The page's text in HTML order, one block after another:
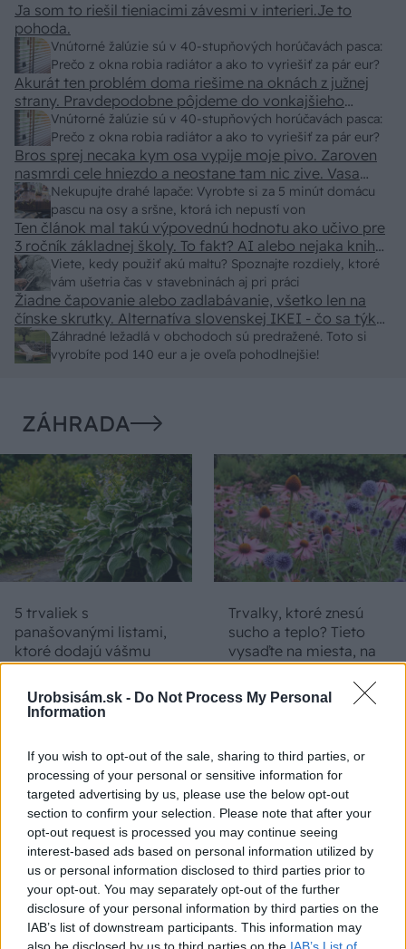
Urobsisám.sk - Do Not Process My Personal
Information
If you wish to opt-out of the sale, sharing to third parties, or
processing of your personal or sensitive information for
targeted advertising by us, please use the below opt-out
section to confirm your selection. Please note that after your
opt-out request is processed you may continue seeing
interest-based ads based on personal information utilized by
us or personal information disclosed to third parties prior to
your opt-out. You may separately opt-out of the further
disclosure of your personal information by third parties on the
IAB’s list of downstream participants. This information may
Vnútorné žalúzie sú v 40-stupňových horúčavách pasca:
Prečo z okna robia radiátor a ako to vyriešiť za pár eur?
Ja som to riešil tieniacimi závesmi v interieri.Je to
pohoda.
Vnútorné žalúzie sú v 40-stupňových horúčavách pasca:
Prečo z okna robia radiátor a ako to vyriešiť za pár eur?
Akurát ten problém doma riešime na oknách z južnej
strany. Pravdepodobne pôjdeme do vonkajšieho
tienenia na spôsob markízy 250x150cm. Čínsky
predajcovia idú okolo 100 eur kus.
Nekupujte drahé lapače: Vyrobte si za 5 minút domácu
pascu na osy a sršne, ktorá ich nepustí von
Bros sprej necaka kym osa vypije moje pivo. Zaroven
nasmrdi cele hniezdo a neostane tam nic zive. Vasa
pasca naucinke moc efektivne. Skor pritiahne slimaky
Viete, kedy použiť akú maltu? Spoznajte rozdiely, ktoré
vám ušetria čas v stavebninách aj pri práci
Ten článok mal takú výpovednú hodnotu ako učivo pre
3 ročník základnej školy. To fakt? AI alebo nejaka kniha
z VŠ? Dnešné rychlotvrdnuce malty - pevnosť 40 Mpa a
doba schnutia tak 15 minut , k tomu vodotesné s
kryštálikou. A rozdiel - schnutie a zretie. Nič?
Záhradné ležadlá v obchodoch sú predražené. Toto si
vyrobíte pod 140 eur a je oveľa pohodlnejšie!
Žiadne čapovanie alebo zadlabávanie, všetko len na
čínske skrutky. Alternatíva slovenskej IKEI - čo sa týka
pevnosti. Autor si nedal veľa námahy s remeselným
spracovaním, škoda. No lepšie než ten odpad z DTD
ZÁHRADA
5 trvaliek s
panašovanými listami,
ktoré dodajú vášmu
záhonu celosezónny
šmrnc
Trvalky, ktoré znesú
sucho a teplo? Tieto
vysaďte na miesta, na
ktoré slnko svieti celý
deň
Nemusí to byť len
levanduľa! 7 fialových
krások, ktoré rozžiaria
vašu záhradu
Môže aspirín zachrániť
ochabnuté izbové
rastliny? Pravda vás
možno prekvapí